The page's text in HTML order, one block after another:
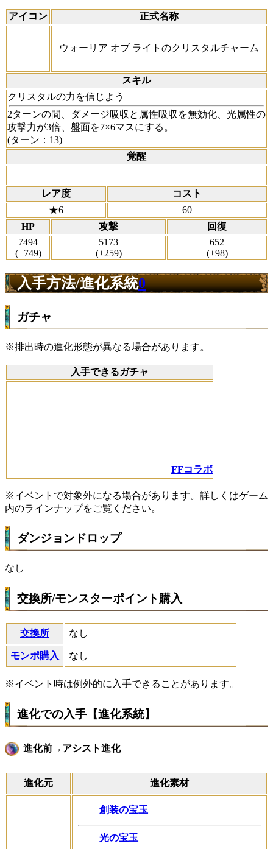
アイコン 正式名称
ウォーリア オブ ライトのクリスタルチャーム
スキル
クリスタルの力を信じよう
2ターンの間、ダメージ吸収と属性吸収を無効化、光属性の
攻撃力が3倍、盤面を7×6マスにする。
(ターン：13)
覚醒
レア度
コスト
★6
60
HP
攻撃
回復
7494
(+749)
5173
(+259)
652
(+98)
入手方法/進化系統0
ガチャ
※排出時の進化形態が異なる場合があります。
入手できるガチャ
FFコラボ
※イベントで対象外になる場合があります。詳しくはゲーム
内のラインナップをご覧ください。
ダンジョンドロップ
なし
交換所/モンスターポイント購入
交換所 なし
モンポ購入 なし
※イベント時は例外的に入手できることがあります。
進化での入手【進化系統】
進化前→アシスト進化
進化元 進化素材
創装の宝玉
光の宝玉